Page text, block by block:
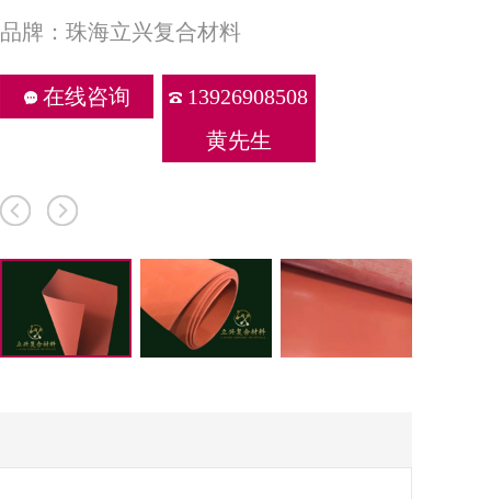
品牌：珠海立兴复合材料
在线咨询
13926908508
黄先生